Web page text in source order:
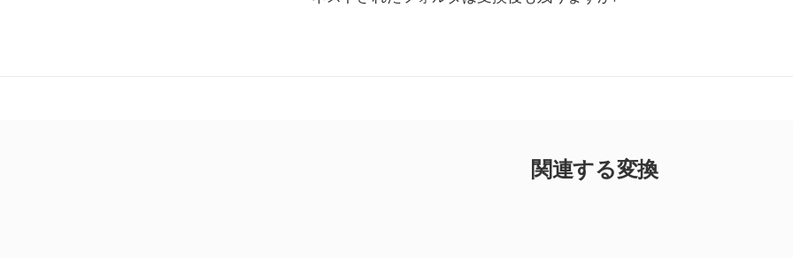
関連する変換